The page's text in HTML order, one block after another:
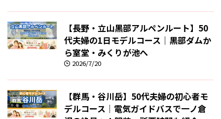
【長野・立山黒部アルペンルート】50
代夫婦の1日モデルコース｜黒部ダムか
ら室堂・みくりが池へ
2026/7/20
【群馬・谷川岳】50代夫婦の初心者モ
デルコース｜電気ガイドバスで一ノ倉